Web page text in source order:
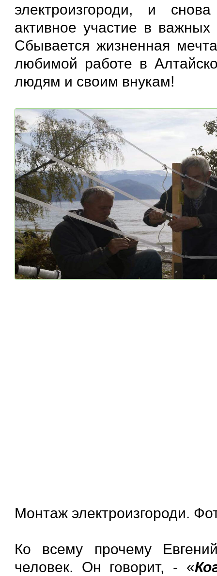
электроизгороди, и
активное участие в
Сбывается жизненная
любимой работе в
людям и своим внукам!
Монтаж электроизгороди.
Ко всему прочему
человек. Он говорит, - «